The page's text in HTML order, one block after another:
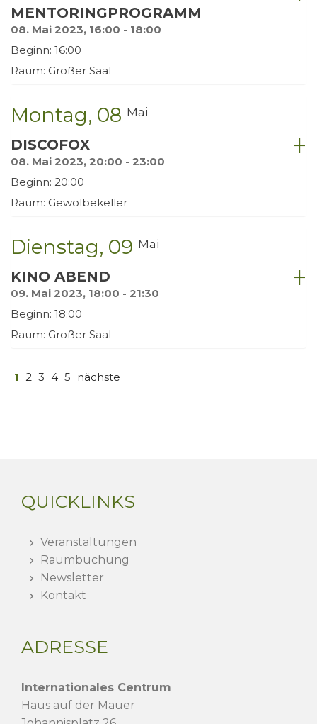
MENTORINGPROGRAMM
08. Mai 2023, 16:00 - 18:00
Beginn: 16:00
Raum: Großer Saal
Montag 08 Mai
DISCOFOX
08. Mai 2023, 20:00 - 23:00
Beginn: 20:00
Raum: Gewölbekeller
Dienstag 09 Mai
KINO ABEND
09. Mai 2023, 18:00 - 21:30
Beginn: 18:00
Raum: Großer Saal
1 2 3 4 5 nächste
QUICKLINKS
Veranstaltungen
Raumbuchung
Newsletter
Kontakt
ADRESSE
Internationales Centrum
Haus auf der Mauer